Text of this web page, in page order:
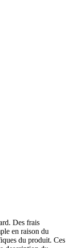
Des frais
en raison du
du produit. Ces